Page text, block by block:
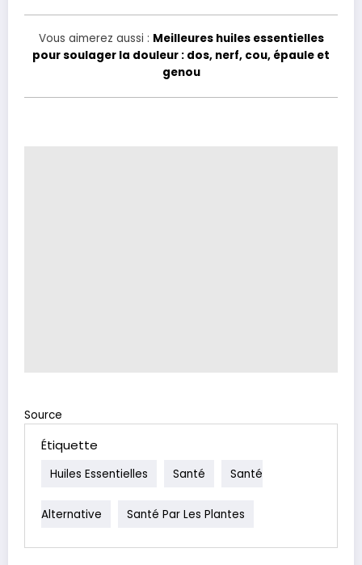
Vous aimerez aussi : Meilleures huiles essentielles
pour soulager la douleur : dos, nerf, cou, épaule et
genou
Source
Étiquette
Huiles Essentielles Santé Santé
Alternative Santé Par Les Plantes